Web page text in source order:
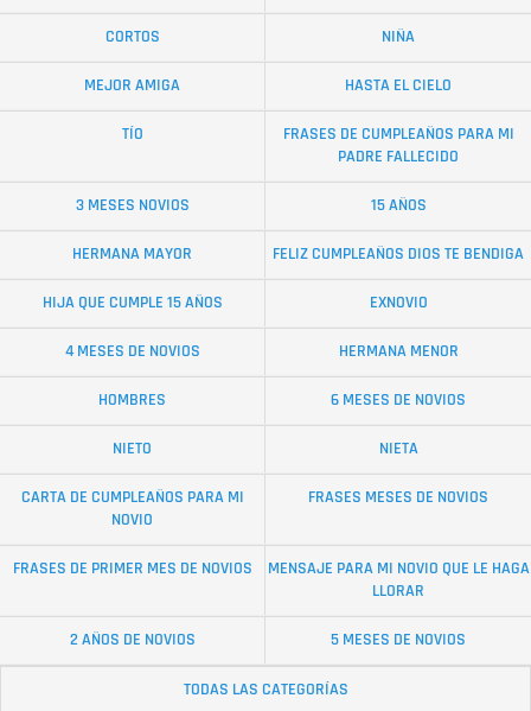
CORTOS NIÑA
MEJOR AMIGA HASTA EL CIELO
TÍO
FRASES DE CUMPLEAÑOS PARA MI
PADRE FALLECIDO
3 MESES NOVIOS 15 AÑOS
HERMANA MAYOR FELIZ CUMPLEAÑOS DIOS TE BENDIGA
HIJA QUE CUMPLE 15 AÑOS EXNOVIO
4 MESES DE NOVIOS HERMANA MENOR
HOMBRES 6 MESES DE NOVIOS
NIETO NIETA
CARTA DE CUMPLEAÑOS PARA MI
NOVIO
FRASES MESES DE NOVIOS
FRASES DE PRIMER MES DE NOVIOS
MENSAJE PARA MI NOVIO QUE LE HAGA
LLORAR
2 AÑOS DE NOVIOS 5 MESES DE NOVIOS
TODAS LAS CATEGORÍAS